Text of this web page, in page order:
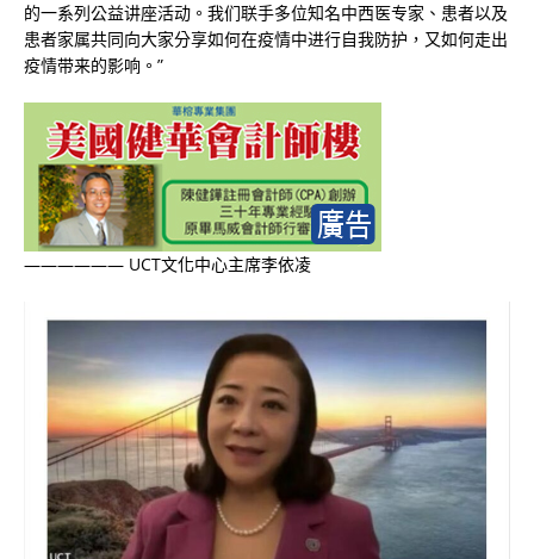
的一系列公益讲座活动。我们联手多位知名中西医专家、患者以及
患者家属共同向大家分享如何在疫情中进行自我防护，又如何走出
疫情带来的影响。”
—————— UCT文化中心主席李依凌